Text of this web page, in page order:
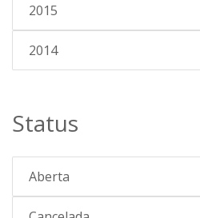
2015
2014
Status
Aberta